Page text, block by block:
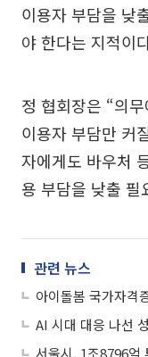
이용자 부담을 낮
야 한다는 지적이
정 협회장은 “의
이용자 부담만 커
자에게도 바우처
용 부담을 낮출 필
관련 뉴스